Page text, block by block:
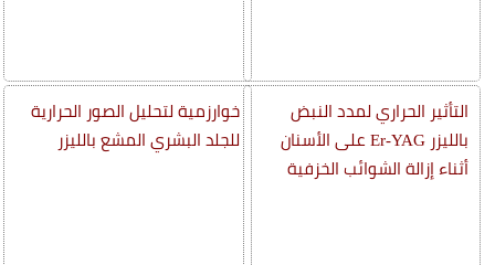
التأثير الحراري لمدد النبض
بالليزر Er-YAG على الأسنان
أثناء إزالة الشوائب الخزفية
خوارزمية لتحليل الصور الحرارية
للجلد البشري المشع بالليزر